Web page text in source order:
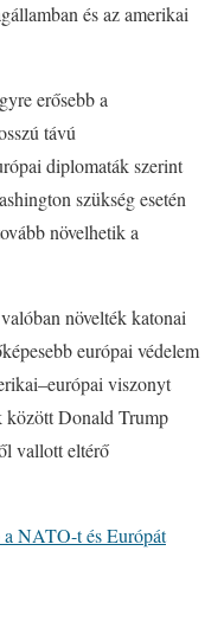
és az amerikai
erősebb a
távú
diplomaták szerint
szükség esetén
növelhetik a
növelték katonai
európai védelem
viszonyt
Donald Trump
vallott eltérő
NATO-t és Európát